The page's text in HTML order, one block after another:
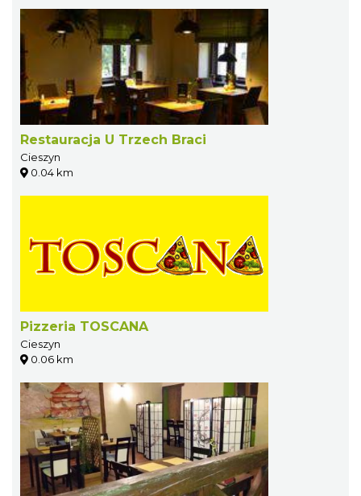
Restauracja U Trzech Braci
Cieszyn
0.04 km
Pizzeria TOSCANA
Cieszyn
0.06 km